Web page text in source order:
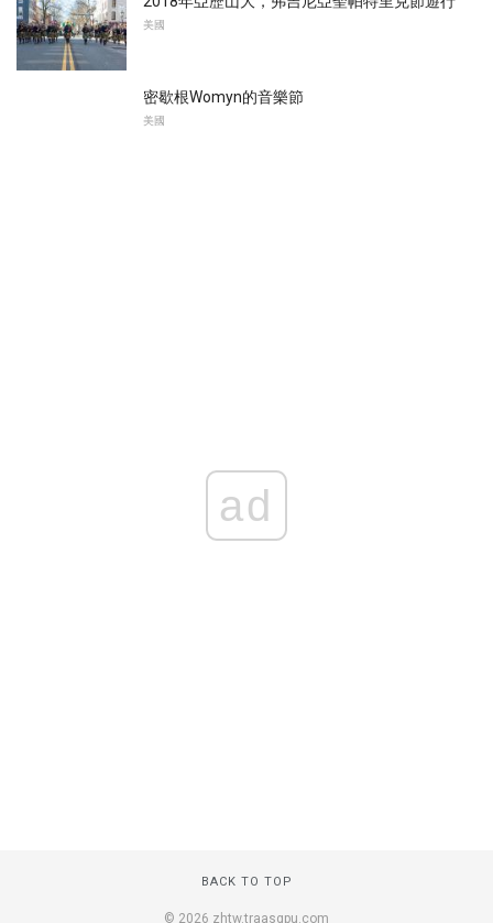
美國
密歇根Womyn的音樂節
美國
ad
BACK TO TOP
© 2026 zhtw.traasgpu.com